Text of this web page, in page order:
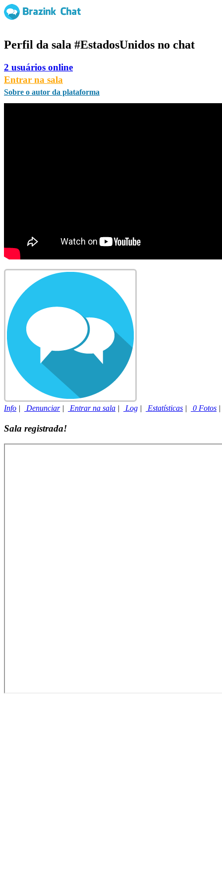
Perfil da sala #EstadosUnidos no chat
2 usuários online
Entrar na sala
Sobre o autor da plataforma
Info | Denunciar| Entrar na sala | Log | Estatísticas | 0 Fotos
Sala registrada!